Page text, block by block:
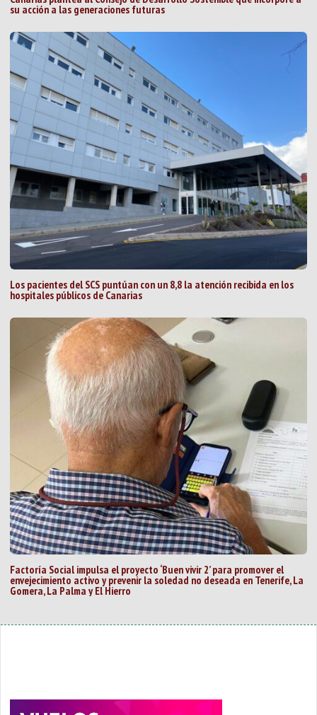
su acción a las generaciones futuras
Los pacientes del SCS puntúan con un 8,8 la atención recibida en los
hospitales públicos de Canarias
Factoría Social impulsa el proyecto ‘Buen vivir 2’ para promover el
envejecimiento activo y prevenir la soledad no deseada en Tenerife, La
Gomera, La Palma y El Hierro